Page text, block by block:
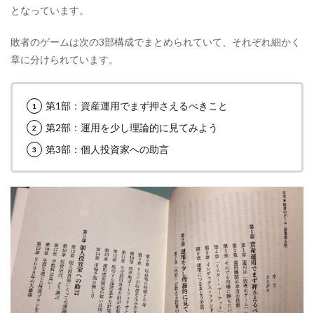
となっています。
敗者のゲームは次の3部構成でまとめられていて、それぞれ細かく
章に分けられています。
第1部：資産運用でまず押さえるべきこと
第2部：運用を少し理論的に見てみよう
第3部：個人投資家への助言